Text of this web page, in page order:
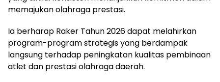
memajukan olahraga prestasi.
Ia berharap Raker Tahun 2026 dapat melahirkan
program-program strategis yang berdampak
langsung terhadap peningkatan kualitas pembinaan
atlet dan prestasi olahraga daerah.